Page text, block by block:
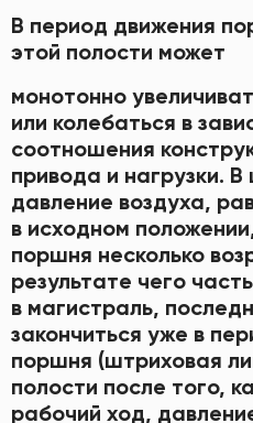
В период движения
этой полости может
монотонно
или колебаться в
соотношения
привода и нагрузки.
давление воздуха,
в исходном
поршня несколько
результате чего
в магистраль,
закончиться уже в
поршня (штриховая
полости после того,
рабочий ход,